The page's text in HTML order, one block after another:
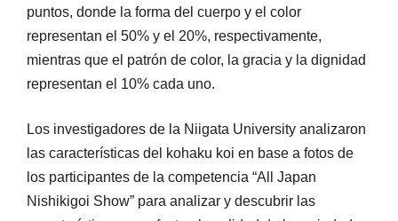
puntos, donde la forma del cuerpo y el color
representan el 50% y el 20%, respectivamente,
mientras que el patrón de color, la gracia y la dignidad
representan el 10% cada uno.
Los investigadores de la Niigata University analizaron
las características del kohaku koi en base a fotos de
los participantes de la competencia “All Japan
Nishikigoi Show” para analizar y descubrir las